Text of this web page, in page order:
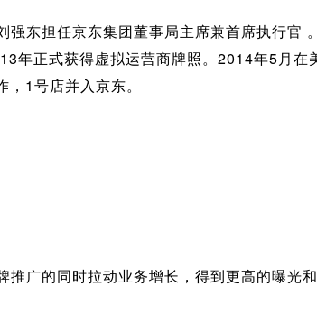
东担任京东集团董事局主席兼首席执行官
年正式获得虚拟运营商牌照。2014年5月在
1号店并入京东。
推广的同时拉动业务增长，得到更高的曝光